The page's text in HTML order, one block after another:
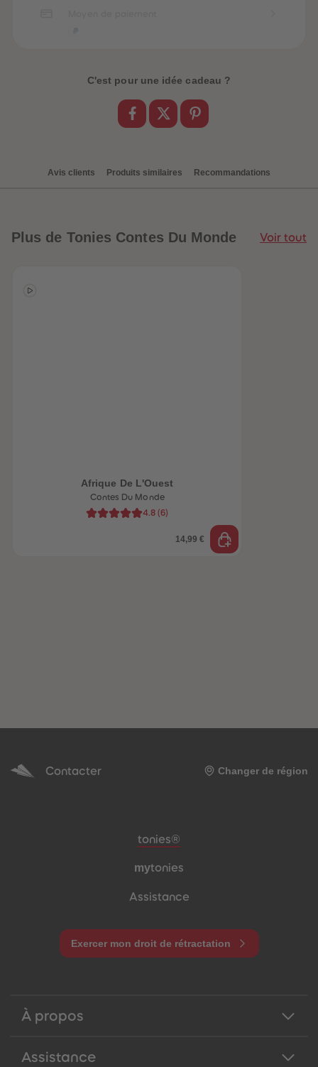
C'est pour une idée cadeau ?
Avis clients Produits similaires Recommandations
Plus de Tonies Contes Du Monde Voir tout
Afrique De L'Ouest
Contes Du Monde
4.8 (6)
14,99 €
Contacter Changer de région
Pied de page de méta-navigation
tonies®
mytonies
Assistance
Exercer mon droit de rétractation
À propos
Assistance